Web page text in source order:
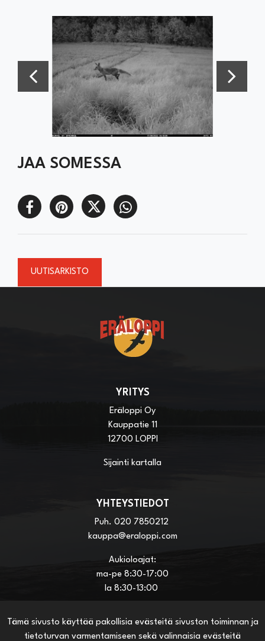
Tämä sivusto käyttää pakollisia evästeitä sivuston toiminnan ja
tietoturvan varmentamiseen sekä valinnaisia evästeitä
JAA SOMESSA
UUTISARKISTO
YRITYS
Eräloppi Oy
Kauppatie 11
12700 LOPPI
Sijainti kartalla
YHTEYSTIEDOT
Puh. 020 7850212
kauppa@eraloppi.com
Aukioloajat:
ma-pe 8:30-17:00
la 8:30-13:00
HYÖDYLLISIÄ LINKKEJÄ